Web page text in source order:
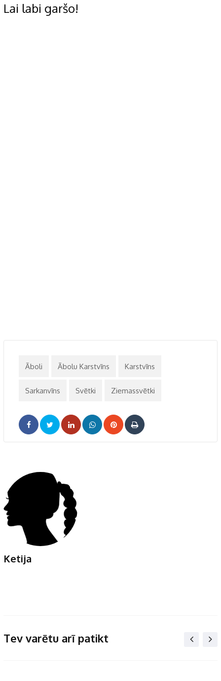
Lai labi garšo!
Āboli Ābolu Karstvīns Karstvīns
Sarkanvīns Svētki Ziemassvētki
LinkedInWhatsappPinterest
Print
Ketija
Tev varētu arī patikt